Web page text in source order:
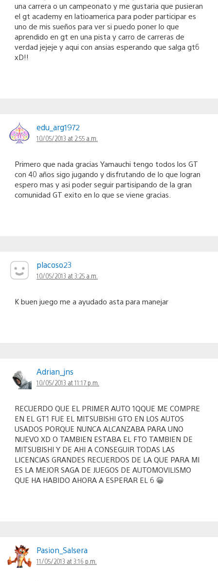
una carrera o un campeonato y me gustaria que pusieran
el gt academy en latioamerica para poder participar es
uno de mis sueños para ver si puedo poner lo que
aprendido en gt en una pista y carro de carreras de
verdad jejeje y aqui con ansias esperando que salga gt6
xD!!
edu_arg1972
10/05/2013 at 2:55 a.m.
Primero que nada gracias Yamauchi tengo todos los GT
con 40 años sigo jugando y disfrutando de lo que logran
espero mas y asi poder seguir partisipando de la gran
comunidad GT exito en lo que se viene gracias.
placoso23
10/05/2013 at 3:25 a.m.
K buen juego me a ayudado asta para manejar
Adrian_jns
10/05/2013 at 11:17 p.m.
RECUERDO QUE EL PRIMER AUTO 1QQUE ME COMPRE
EN EL GT1 FUE EL MITSUBISHI GTO EN LOS AUTOS
USADOS PORQUE NUNCA ALCANZABA PARA UNO
NUEVO XD O TAMBIEN ESTABA EL FTO TAMBIEN DE
MITSUBISHI Y DE AHI A CONSEGUIR TODAS LAS
LICENCIAS GRANDES RECUERDOS DE LA QUE PARA MI
ES LA MEJOR SAGA DE JUEGOS DE AUTOMOVILISMO
QUE HA HABIDO AHORA A ESPERAR EL 6 😀
Pasion_Salsera
11/05/2013 at 3:16 p.m.